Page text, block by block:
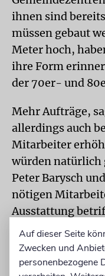
ihnen sind
müssen gebaut
Meter hoch,
ihre Form
der 70er- und
Mehr Aufträge,
allerdings auch
Mitarbeiter
würden natürlich
Peter Barysch
nötigen
Ausstattung
aufgestellt.«
Auf dieser Seite
Zwecken und
personenbezogene